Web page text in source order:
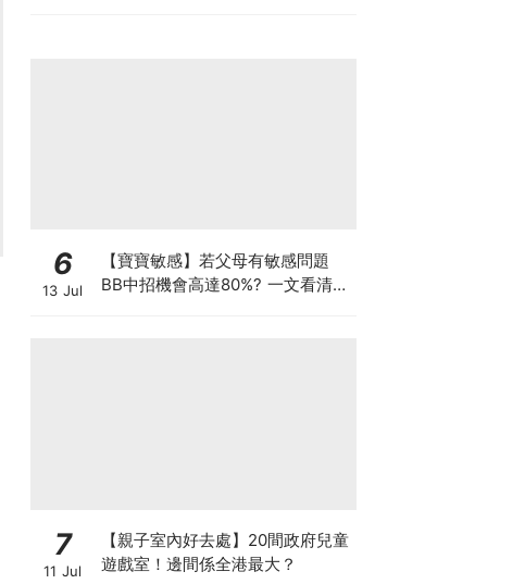
6
13 Jul
【寶寶敏感】若父母有敏感問題
BB中招機會高達80%? 一文看清預
7
11 Jul
【親子室內好去處】20間政府兒童
遊戲室！邊間係全港最大？